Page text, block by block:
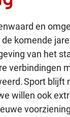
en
komende
van het
verbindingen
Sport blijft
willen ook